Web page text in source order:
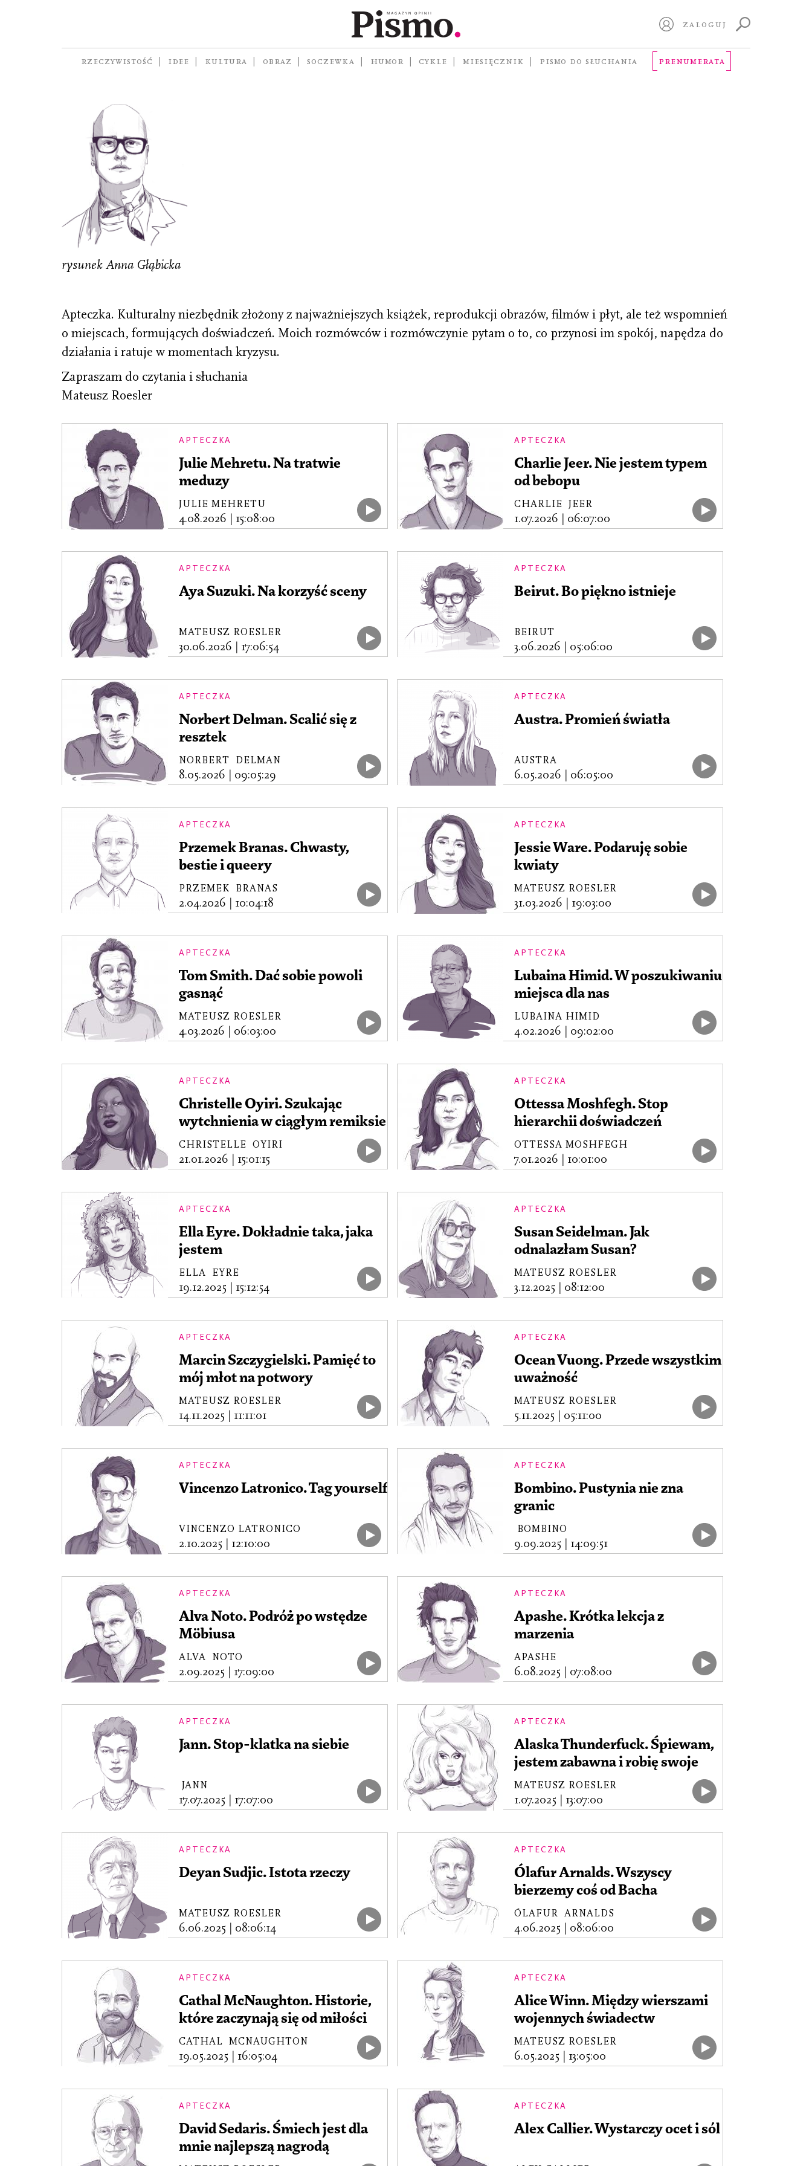
ZALOGUJ
RZECZYWISTOŚĆ IDEE KULTURA OBRAZ SOCZEWKA HUMOR CYKLE MIESIĘCZNIK PISMO DO SŁUCHANIA PRENUMERATA
POWRÓT:KULTURA
rysunek Anna Głąbicka
Apteczka. Kulturalny niezbędnik złożony z najważniejszych książek, reprodukcji obrazów, filmów i płyt, ale też wspomnień
o miejscach, formujących doświadczeń. Moich rozmówców i rozmówczynie pytam o to, co przynosi im spokój, napędza do
działania i ratuje w momentach kryzysu.
Zapraszam do czytania i słuchania
Mateusz Roesler
APTECZKA
Julie Mehretu. Na tratwie
meduzy
JULIE MEHRETU
4.08.2026 15:08:00
APTECZKA
Charlie Jeer. Nie jestem typem
od bebopu
CHARLIE JEER
1.07.2026 06:07:00
APTECZKA
Aya Suzuki. Na korzyść sceny
MATEUSZ ROESLER
30.06.2026 17:06:54
APTECZKA
Beirut. Bo piękno istnieje
BEIRUT
3.06.2026 05:06:00
APTECZKA
Norbert Delman. Scalić się z
resztek
NORBERT DELMAN
8.05.2026 09:05:29
APTECZKA
Austra. Promień światła
AUSTRA
6.05.2026 06:05:00
APTECZKA
Przemek Branas. Chwasty,
bestie i queery
PRZEMEK BRANAS
2.04.2026 10:04:18
APTECZKA
Jessie Ware. Podaruję sobie
kwiaty
MATEUSZ ROESLER
31.03.2026 19:03:00
APTECZKA
Tom Smith. Dać sobie powoli
gasnąć
MATEUSZ ROESLER
4.03.2026 06:03:00
APTECZKA
Lubaina Himid. W poszukiwaniu
miejsca dla nas
LUBAINA HIMID
4.02.2026 09:02:00
APTECZKA
Christelle Oyiri. Szukając
wytchnienia w ciągłym remiksie
CHRISTELLE OYIRI
21.01.2026 15:01:15
APTECZKA
Ottessa Moshfegh. Stop
hierarchii doświadczeń
OTTESSA MOSHFEGH
7.01.2026 10:01:00
APTECZKA
Ella Eyre. Dokładnie taka, jaka
jestem
ELLA EYRE
19.12.2025 15:12:54
APTECZKA
Susan Seidelman. Jak
odnalazłam Susan?
MATEUSZ ROESLER
3.12.2025 08:12:00
APTECZKA
Marcin Szczygielski. Pamięć to
mój młot na potwory
MATEUSZ ROESLER
14.11.2025 11:11:01
APTECZKA
Ocean Vuong. Przede wszystkim
uważność
MATEUSZ ROESLER
5.11.2025 05:11:00
APTECZKA
Vincenzo Latronico. Tag yourself
VINCENZO LATRONICO
2.10.2025 12:10:00
APTECZKA
Bombino. Pustynia nie zna
granic
BOMBINO
9.09.2025 14:09:51
APTECZKA
Alva Noto. Podróż po wstędze
Möbiusa
ALVA NOTO
2.09.2025 17:09:00
APTECZKA
Apashe. Krótka lekcja z
marzenia
APASHE
6.08.2025 07:08:00
APTECZKA
Jann. Stop-klatka na siebie
JANN
17.07.2025 17:07:00
APTECZKA
Alaska Thunderfuck. Śpiewam,
jestem zabawna i robię swoje
MATEUSZ ROESLER
1.07.2025 13:07:00
APTECZKA
Deyan Sudjic. Istota rzeczy
MATEUSZ ROESLER
6.06.2025 08:06:14
APTECZKA
Ólafur Arnalds. Wszyscy
bierzemy coś od Bacha
ÓLAFUR ARNALDS
4.06.2025 08:06:00
APTECZKA
Cathal McNaughton. Historie,
które zaczynają się od miłości
CATHAL MCNAUGHTON
19.05.2025 16:05:04
APTECZKA
Alice Winn. Między wierszami
wojennych świadectw
MATEUSZ ROESLER
6.05.2025 13:05:00
APTECZKA
David Sedaris. Śmiech jest dla
mnie najlepszą nagrodą
APTECZKA
Alex Callier. Wystarczy ocet i sól